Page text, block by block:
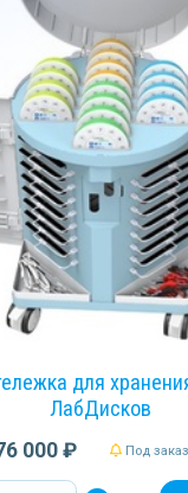
для
ЛабДисков
000 ₽ Под